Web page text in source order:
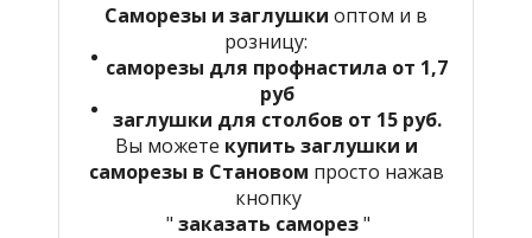
Саморезы и заглушки оптом и в
розницу:
саморезы для профнастила от 1,7
руб
заглушки для столбов от 15 руб.
Вы можете купить заглушки и
саморезы в Становом просто нажав
кнопку
" заказать саморез"